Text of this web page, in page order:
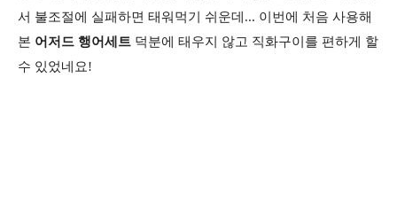
서 불조절에 실패하면 태워먹기 쉬운데... 이번에 처음 사용해
본 어저드 행어세트 덕분에 태우지 않고 직화구이를 편하게 할
수 있었네요!